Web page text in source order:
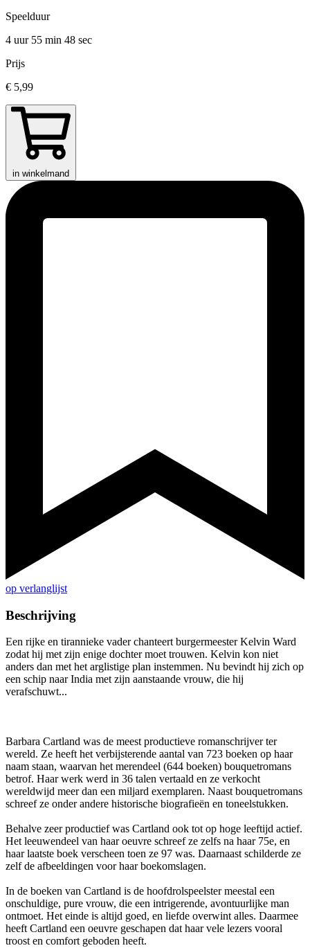
Speelduur
4 uur 55 min 48 sec
Prijs
€ 5,99
in winkelmand
op verlanglijst
Beschrijving
Een rijke en tirannieke vader chanteert burgermeester Kelvin Ward
zodat hij met zijn enige dochter moet trouwen. Kelvin kon niet
anders dan met het arglistige plan instemmen. Nu bevindt hij zich op
een schip naar India met zijn aanstaande vrouw, die hij
verafschuwt...
Barbara Cartland was de meest productieve romanschrijver ter
wereld. Ze heeft het verbijsterende aantal van 723 boeken op haar
naam staan, waarvan het merendeel (644 boeken) bouquetromans
betrof. Haar werk werd in 36 talen vertaald en ze verkocht
wereldwijd meer dan een miljard exemplaren. Naast bouquetromans
schreef ze onder andere historische biografieën en toneelstukken.
Behalve zeer productief was Cartland ook tot op hoge leeftijd actief.
Het leeuwendeel van haar oeuvre schreef ze zelfs na haar 75e, en
haar laatste boek verscheen toen ze 97 was. Daarnaast schilderde ze
zelf de afbeeldingen voor haar boekomslagen.
In de boeken van Cartland is de hoofdrolspeelster meestal een
onschuldige, pure vrouw, die een intrigerende, avontuurlijke man
ontmoet. Het einde is altijd goed, en liefde overwint alles. Daarmee
heeft Cartland een oeuvre geschapen dat haar vele lezers vooral
troost en comfort geboden heeft.